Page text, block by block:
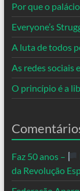
Por que o
Everyone’s
A luta de todos
As redes sociais
O princípio é a
Faz 50 anos –
da Revolução